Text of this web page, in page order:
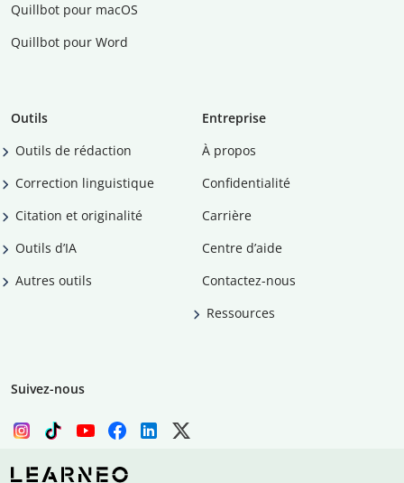
Quillbot pour macOS
Quillbot pour Word
Outils
Outils de rédaction
Correction linguistique
Citation et originalité
Outils d’IA
Autres outils
Entreprise
À propos
Confidentialité
Carrière
Centre d’aide
Contactez-nous
Ressources
Suivez-nous